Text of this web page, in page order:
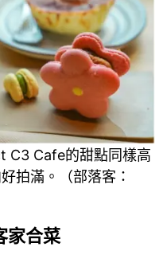
C3 Cafe的甜點同樣高
拍滿。（部落客：
家合菜